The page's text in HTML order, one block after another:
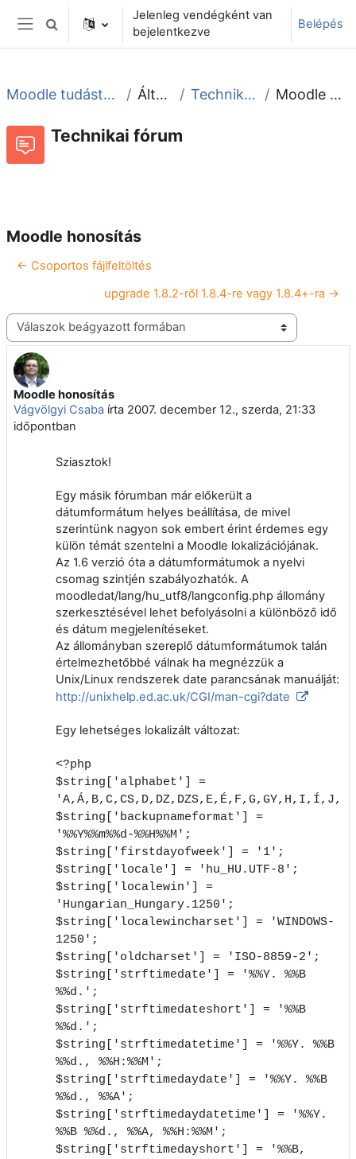
Tovább a fő tartalomhoz
Oldalpanel
Keresési bemeneti adatok váltása
Jelenleg vendégként van
bejelentkezve
Belépés
Moodle tudástár és fórum Általános Technikai fórum Moodle honosítás
Technikai fórum
Moodle honosítás
← Csoportos fájlfeltöltés
upgrade 1.8.2-ről 1.8.4-re vagy 1.8.4+-ra →
Megjelenítési mód
Moodle honosítás
Vágvölgyi Csaba írta 2007. december 12., szerda, 21:33
időpontban
Válaszok szám: 7
Sziasztok!
Egy másik fórumban már előkerült a
dátumformátum helyes beállítása, de mivel
szerintünk nagyon sok embert érint érdemes egy
külön témát szentelni a Moodle lokalizációjának.
Az 1.6 verzió óta a dátumformátumok a nyelvi
csomag szintjén szabályozhatók. A
moodledat/lang/hu_utf8/langconfig.php állomány
szerkesztésével lehet befolyásolni a különböző idő
és dátum megjelenítéseket.
Az állományban szereplő dátumformátumok talán
értelmezhetőbbé válnak ha megnézzük a
Unix/Linux rendszerek date parancsának manuálját:
http://unixhelp.ed.ac.uk/CGI/man-cgi?date
Egy lehetséges lokalizált változat:
<?php
$string['alphabet'] =
$string['backupnameformat'] =
'%%Y%%m%%d-%%H%%M';
$string['firstdayofweek'] = '1';
$string['locale'] = 'hu_HU.UTF-8';
$string['localewin'] =
'Hungarian_Hungary.1250';
$string['localewincharset'] = 'WINDOWS-
1250';
$string['oldcharset'] = 'ISO-8859-2';
$string['strftimedate'] = '%%Y. %%B
%%d.';
$string['strftimedateshort'] = '%%B
%%d.';
$string['strftimedatetime'] = '%%Y. %%B
%%d., %%H:%%M';
$string['strftimedaydate'] = '%%Y. %%B
%%d., %%A';
$string['strftimedaydatetime'] = '%%Y.
%%B %%d., %%A, %%H:%%M';
$string['strftimedayshort'] = '%%B,